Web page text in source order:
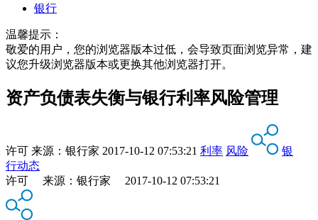
银行
温馨提示：
敬爱的用户，您的浏览器版本过低，会导致页面浏览异常，建
议您升级浏览器版本或更换其他浏览器打开。
资产负债表失衡与银行利率风险管理
许可 来源： 银行家 2017-10-12 07:53:21 利率 风险
银
行动态
许可 来源：银行家 2017-10-12 07:53:21